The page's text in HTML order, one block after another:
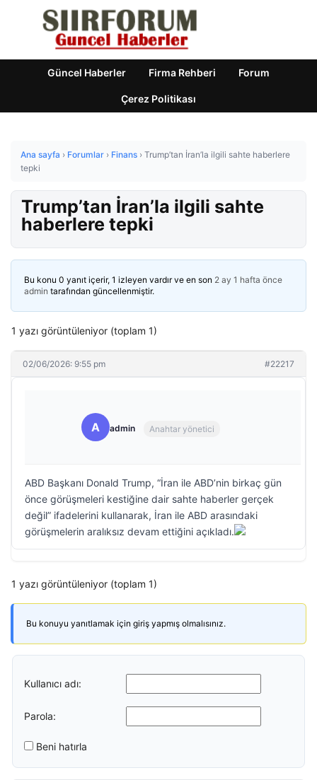
Güncel Haberler Firma Rehberi Forum
Çerez Politikası
Ana sayfa › Forumlar › Finans › Trump’tan İran’la ilgili sahte haberlere
tepki
Trump’tan İran’la ilgili sahte
haberlere tepki
Bu konu 0 yanıt içerir, 1 izleyen vardır ve en son 2 ay 1 hafta önce
admin tarafından güncellenmiştir.
1 yazı görüntüleniyor (toplam 1)
02/06/2026: 9:55 pm #22217
A admin Anahtar yönetici
ABD Başkanı Donald Trump, “İran ile ABD’nin birkaç gün
önce görüşmeleri kestiğine dair sahte haberler gerçek
değil” ifadelerini kullanarak, İran ile ABD arasındaki
görüşmelerin aralıksız devam ettiğini açıkladı.
1 yazı görüntüleniyor (toplam 1)
Bu konuyu yanıtlamak için giriş yapmış olmalısınız.
Kullanıcı adı:
Parola:
Beni hatırla